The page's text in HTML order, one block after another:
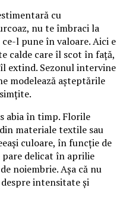
cu
nu te îmbraci la
l pune în valoare. Aici e
calde care îl scot în față,
extind. Sezonul intervine
modelează așteptările
abia în timp. Florile
materiale textile sau
culoare, în funcție de
delicat în aprilie
noiembrie. Așa că nu
intensitate și